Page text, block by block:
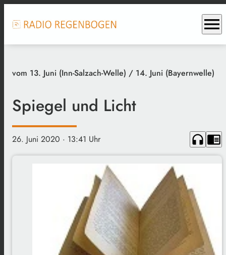
menu
vom 13. Juni (Inn-Salzach-Welle) / 14. Juni (Bayernwelle)
Spiegel und Licht
26. Juni 2020 · 13:41 Uhr headphones chrome_reader_mode